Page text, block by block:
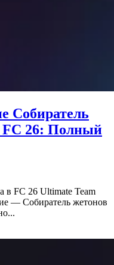
Собиратель
FC 26: Полный
в FC 26 Ultimate Team
— Собиратель жетонов
...